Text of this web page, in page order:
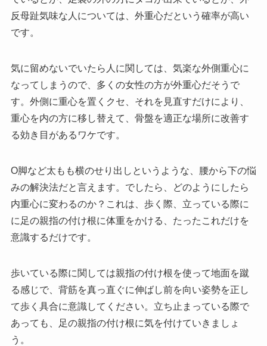
反母趾気味な人については、外重心だという確率が高い
です。
気に留めないでいたら人に関しては、気楽な外側重心に
なってしまうので、多くの女性の方が外重心だそうで
す。外側に重心を置くクセ、それを見直すだけにより、
重心を内の方に移し替えて、骨盤を適正な場所に改善す
る効き目があるワケです。
O脚など太もも横のせり出しというような、腰から下の悩
みの解決法だと言えます。でしたら、どのようにしたら
内重心に変わるのか？これは、歩く際、立っている際に
に足の親指の付け根に体重をかける、たったこれだけを
意識するだけです。
歩いている際に関しては親指の付け根を使って地面を蹴
る感じで、背筋を真っ直ぐに伸ばし前を向い姿勢を正し
て歩く具合に意識してください。立ち止まっている際で
あっても、足の親指の付け根に気を付けていきましょ
う。